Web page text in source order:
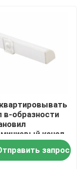
в-образности
канал
для
шкафа запрос